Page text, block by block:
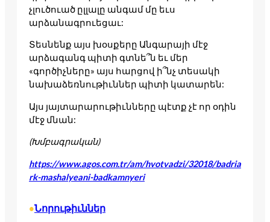
չլուծուած ըլլալը անգամ մը եւս
արձանագրուեցաւ:
Տեսնենք այս խօսքերը Անգարայի մէջ
արձագանգ պիտի գտնե՞ն եւ մեր
«գործիչները» այս հարցով ի՞նչ տեսակի
նախաձեռնութիւններ պիտի կատարեն:
Այս յայտարարութիւնները պէտք չէ որ օդին
մէջ մնան:
(Խմբագրական)
https://www.agos.com.tr/am/hvotvadzi/32018/badria
rk-mashalyeani-badkamnyeri
•Նորութիւններ